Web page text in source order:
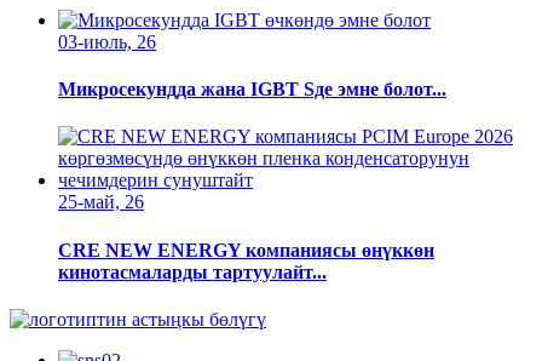
03-июль, 26
Микросекундда жана IGBT Sде эмне болот...
25-май, 26
CRE NEW ENERGY компаниясы өнүккөн
кинотасмаларды тартуулайт...